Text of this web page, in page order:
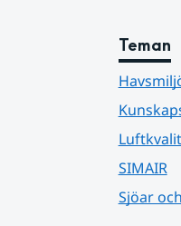
Teman
SIMAIR
Sjöar